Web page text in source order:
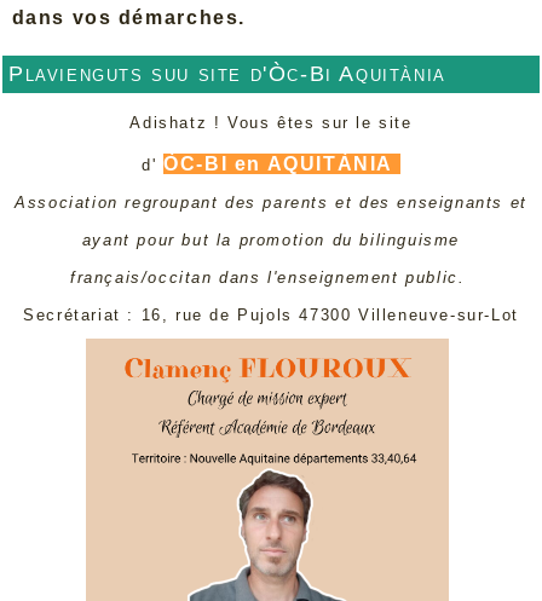
Plavienguts suu site d'Òc-Bi Aquitània
Adishatz ! Vous êtes sur le site
d' ÒC-BI en AQUITÀNIA
Association regroupant des parents et des enseignants et
ayant pour but la promotion du bilinguisme
français/occitan dans l'enseignement public.
Secrétariat : 16, rue de Pujols 47300 Villeneuve-sur-Lot
dans vos démarches.